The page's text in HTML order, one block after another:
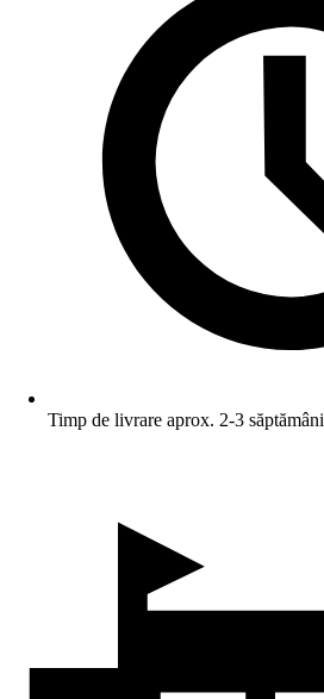
Timp de livrare aprox. 2-3 săptămâni